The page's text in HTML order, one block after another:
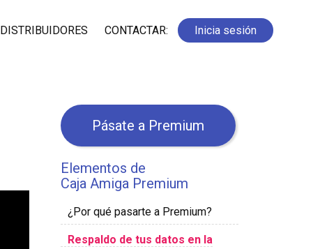
DISTRIBUIDORES CONTACTAR: Inicia sesión
Pásate a Premium
Elementos de
Caja Amiga Premium
¿Por qué pasarte a Premium?
Respaldo de tus datos en la